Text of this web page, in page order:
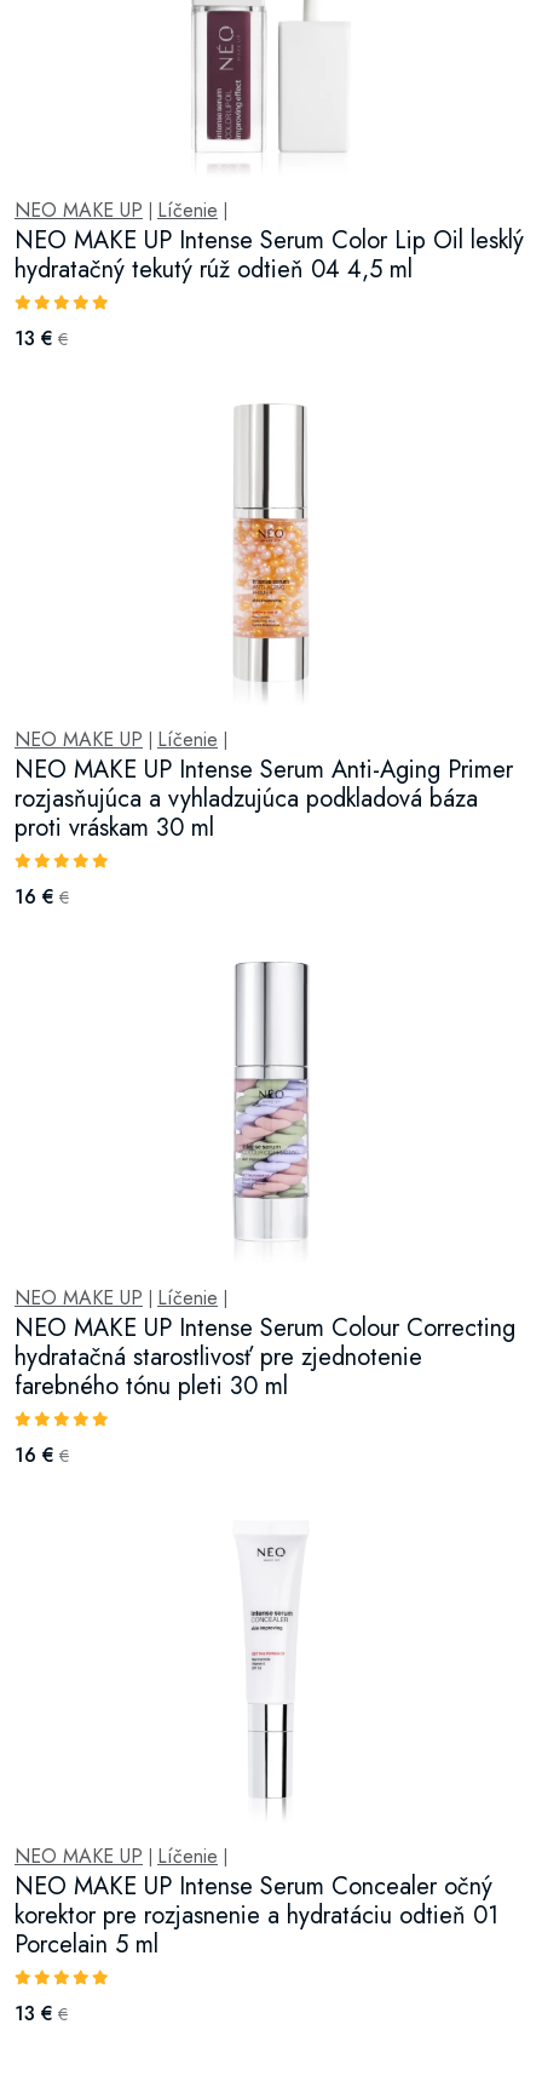
NEO MAKE UP Líčenie
NEO MAKE UP Intense Serum Color Lip Oil lesklý
hydratačný tekutý rúž odtieň 04 4,5 ml
13 € €
NEO MAKE UP Líčenie
NEO MAKE UP Intense Serum Anti-Aging Primer
rozjasňujúca a vyhladzujúca podkladová báza
proti vráskam 30 ml
16 € €
NEO MAKE UP Líčenie
NEO MAKE UP Intense Serum Colour Correcting
hydratačná starostlivosť pre zjednotenie
farebného tónu pleti 30 ml
16 € €
NEO MAKE UP Líčenie
NEO MAKE UP Intense Serum Concealer očný
korektor pre rozjasnenie a hydratáciu odtieň 01
Porcelain 5 ml
13 € €